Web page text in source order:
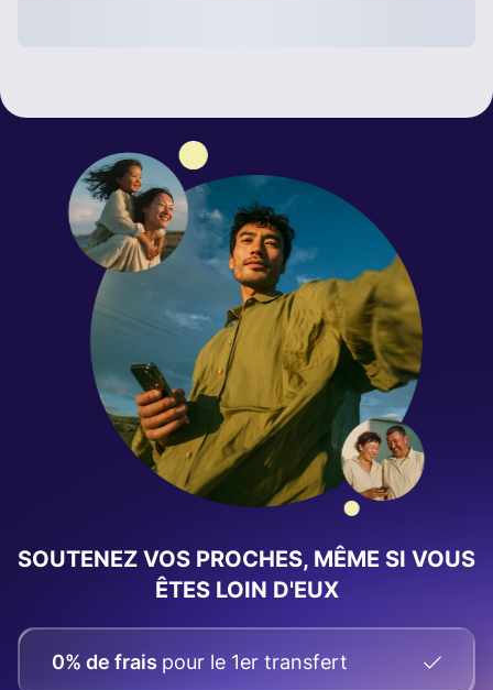
SOUTENEZ VOS PROCHES, MÊME SI VOUS
ÊTES LOIN D'EUX
0% de frais pour le 1er transfert